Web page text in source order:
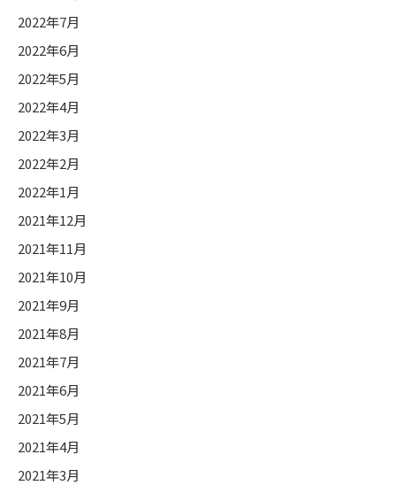
2022年7月
2022年6月
2022年5月
2022年4月
2022年3月
2022年2月
2022年1月
2021年12月
2021年11月
2021年10月
2021年9月
2021年8月
2021年7月
2021年6月
2021年5月
2021年4月
2021年3月